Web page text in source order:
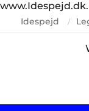
Idespejd /